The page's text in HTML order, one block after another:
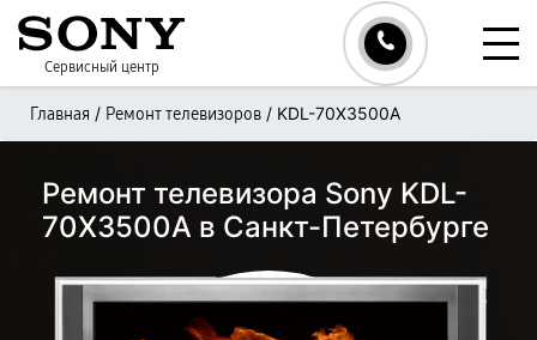
Сервисный центр
Главная / Ремонт телевизоров / KDL-70X3500A
Ремонт телевизора Sony KDL-
70X3500A в Санкт-Петербурге